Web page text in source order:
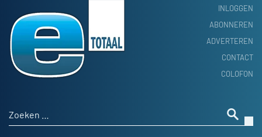
INLOGGEN
ABONNEREN
ADVERTEREN
CONTACT
COLOFON
Zoeken naar:
HOME
PRODUCTNIEUWS
ACHTERGROND
THEMA’S